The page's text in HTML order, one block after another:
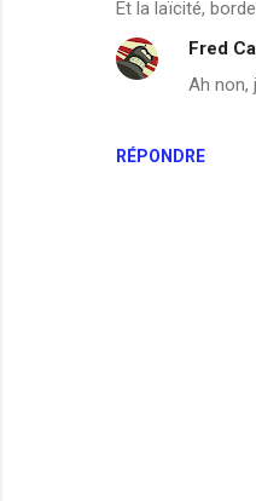
Et la laïcité,
RÉPONDRE
Fred
Ah non,